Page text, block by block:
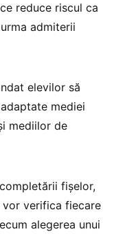
reduce riscul ca
admiterii
elevilor să
mediei
mediilor de
fişelor,
verifica fiecare
alegerea unui